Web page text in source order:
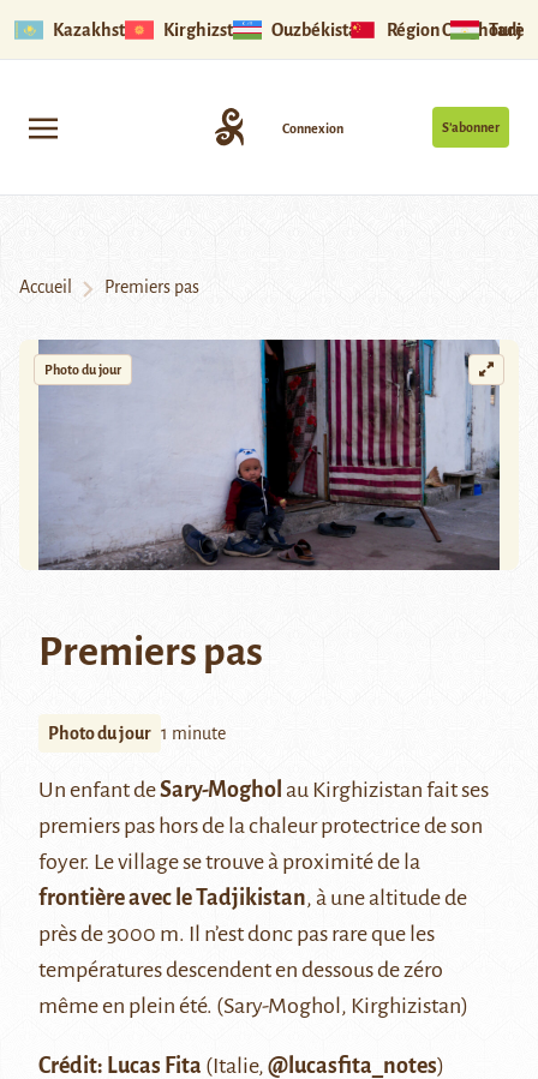
Kazakhstan Kirghizstan Ouzbékistan Région Ouïghoure
S’abonner
Connexion
Accueil Premiers pas
Photo du jour
Premiers pas
Photo du jour 1 minute
Un enfant deSary-Moghol au Kirghizistan fait ses
premiers pas hors de la chaleur protectrice de son
foyer. Le village se trouve à proximité de la
frontière avec le Tadjikistan, à une altitude de
près de 3000 m. Il n’est donc pas rare que les
températures descendent en dessous de zéro
même en plein été. (Sary-Moghol, Kirghizistan)
Crédit: Lucas Fita (Italie, @lucasfita_notes)